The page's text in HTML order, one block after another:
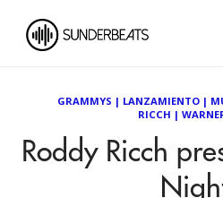
GRAMMYS | LANZAMIENTO |
RICCH |
Roddy Ricch